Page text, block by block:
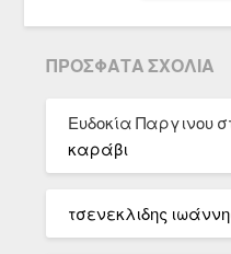
ΠΡΌΣΦΑΤΑ ΣΧΌΛΙΑ
Ευδοκία Παργινου
καράβι
τσενεκλιδης